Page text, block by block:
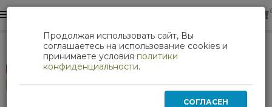
Силовые тренажеры Мультистанции и кроссоверы
Скидка 10 %
Хит
Продолжая использовать сайт, Вы
соглашаетесь на использование cookies и
принимаете условия политики
конфиденциальности.
СОГЛАСЕН